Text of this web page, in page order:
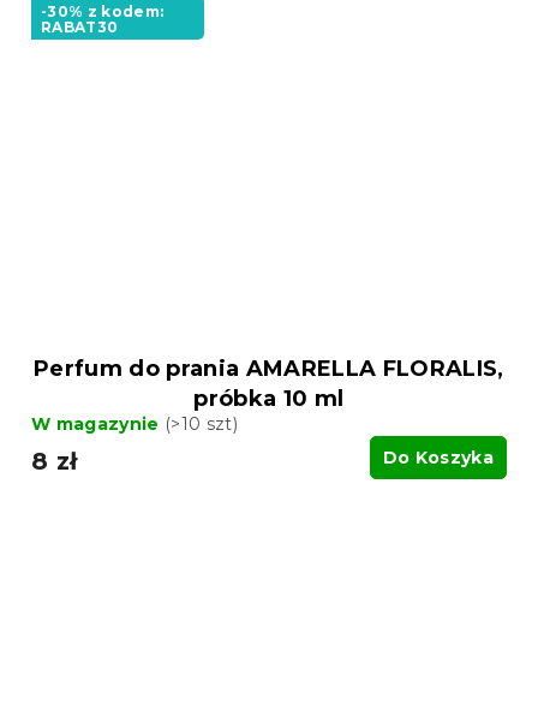
-30% z kodem:
RABAT30
Perfum do prania AMARELLA FLORALIS,
próbka 10 ml
W magazynie (>10 szt)
8 zł Do Koszyka